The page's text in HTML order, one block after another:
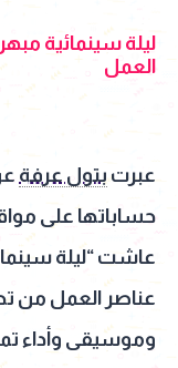
ليلة سينمائية
العمل
عبرتبتول عرفة
حساباتها على
عاشت “ليلة
عناصر العمل من
وموسيقى وأداء